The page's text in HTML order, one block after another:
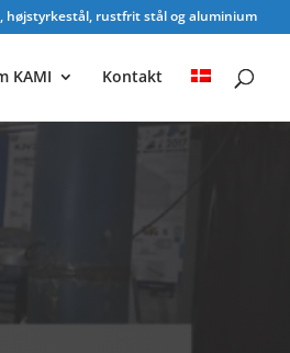
højstyrkestål, rustfrit stål og aluminium
KAMI Kontakt